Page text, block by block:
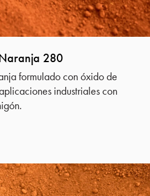
280
formulado con óxido de
industriales con